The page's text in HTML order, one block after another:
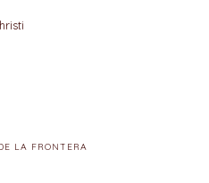
LA FRONTERA